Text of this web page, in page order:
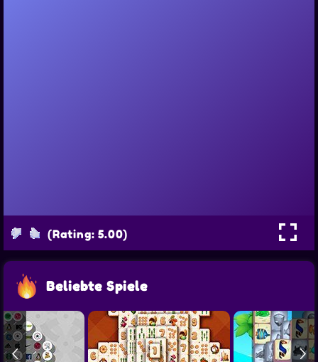
(Rating: 5.00)
Beliebte Spiele